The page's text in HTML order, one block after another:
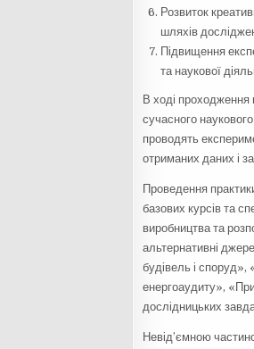
Розвиток
шляхів
Підвищення
та наукової
В ході проходження
сучасного
проводять
отриманих даних і
Проведення
базових курсів та
виробництва та
альтернативні
будівель і споруд»,
енергоаудиту»,
дослідницьких
Невід’ємною